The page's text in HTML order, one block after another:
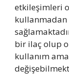
etkileşimleri
kullanmadan
bir ilaç olup
kullanım